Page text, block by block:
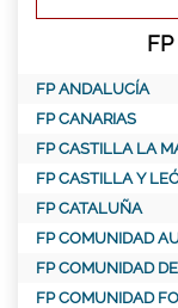
FP ANDALUCÍA
FP CANARIAS
FP CASTILLA LA
FP CASTILLA Y
FP CATALUÑA
FP COMUNIDAD
FP COMUNIDAD
FP COMUNIDAD